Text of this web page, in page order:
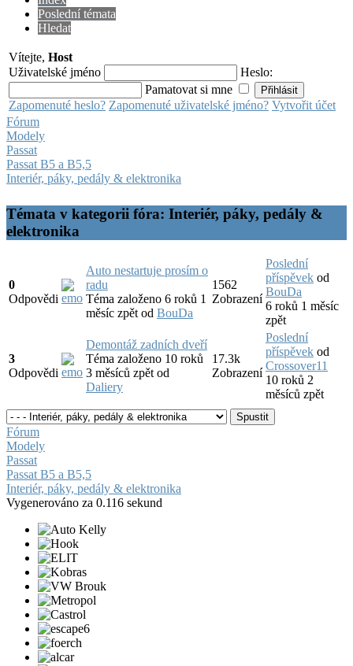
Poslední témata
Hledat
Vítejte, Host
Uživatelské jméno
Heslo:
Pamatovat si mne
Zapomenuté heslo? Zapomenuté uživatelské jméno? Vytvořit účet
Fórum
Modely
Passat
Passat B5 a B5,5
Interiér, páky, pedály & elektronika
Témata v kategorii fóra: Interiér, páky, pedály &
elektronika
0
Odpovědi
Auto nestartuje prosím o
radu
Téma založeno 6 roků 1
měsíc zpětod BouDa
1562
Zobrazení
Poslední
příspěvek od
BouDa
6 roků 1 měsíc
zpět
3
Odpovědi
Demontáž zadních dveří
Téma založeno 10 roků
3 měsíců zpětod
Daliery
17.3k
Zobrazení
Poslední
příspěvek od
Crossover11
10 roků 2
měsíců zpět
Fórum
Modely
Passat
Passat B5 a B5,5
Interiér, páky, pedály & elektronika
Vygenerováno za 0.116 sekund